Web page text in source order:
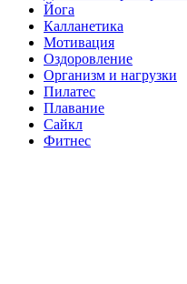
Йога
Калланетика
Мотивация
Оздоровление
Организм и нагрузки
Пилатес
Плавание
Сайкл
Фитнес